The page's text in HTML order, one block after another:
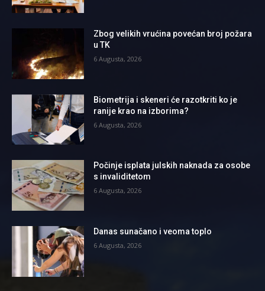
Zbog velikih vrućina povećan broj požara
u TK
6 Augusta, 2026
Biometrija i skeneri će razotkriti ko je
ranije krao na izborima?
6 Augusta, 2026
Počinje isplata julskih naknada za osobe
s invaliditetom
6 Augusta, 2026
Danas sunačano i veoma toplo
6 Augusta, 2026